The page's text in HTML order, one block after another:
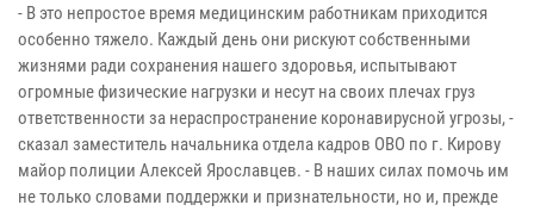
- В это непростое время медицинским работникам приходится
особенно тяжело. Каждый день они рискуют собственными
жизнями ради сохранения нашего здоровья, испытывают
огромные физические нагрузки и несут на своих плечах груз
ответственности за нераспространение коронавирусной угрозы, -
сказал заместитель начальника отдела кадров ОВО по г. Кирову
майор полиции Алексей Ярославцев. - В наших силах помочь им
не только словами поддержки и признательности, но и, прежде